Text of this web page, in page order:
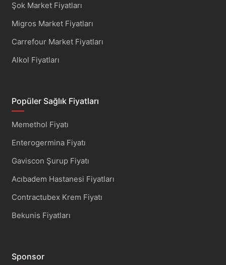
Şok Market Fiyatları
Migros Market Fiyatları
Carrefour Market Fiyatları
Alkol Fiyatları
Popüler Sağlık Fiyatları
Memethol Fiyatı
Enterogermina Fiyatı
Gaviscon Şurup Fiyatı
Acıbadem Hastanesi Fiyatları
Contractubex Krem Fiyatı
Bekunis Fiyatları
Sponsor